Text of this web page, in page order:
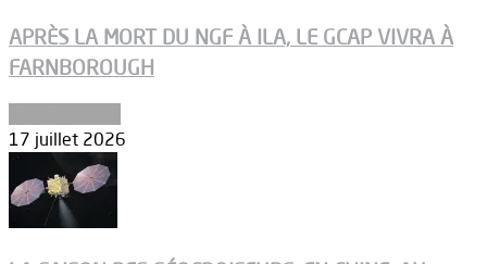
APRÈS LA MORT DU NGF À ILA, LE GCAP VIVRA À
FARNBOROUGH
17 juillet 2026